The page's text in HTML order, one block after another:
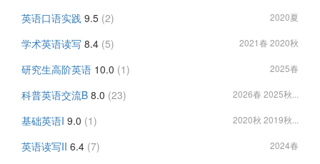
英语口语实践 9.5 (2) 2020夏
学术英语读写 8.4 (5) 2021春 2020秋
研究生高阶英语 10.0 (1) 2025春
科普英语交流B 8.0 (23) 2026春 2025秋...
基础英语I 9.0 (1) 2020秋 2019秋...
英语读写II 6.4 (7) 2024春